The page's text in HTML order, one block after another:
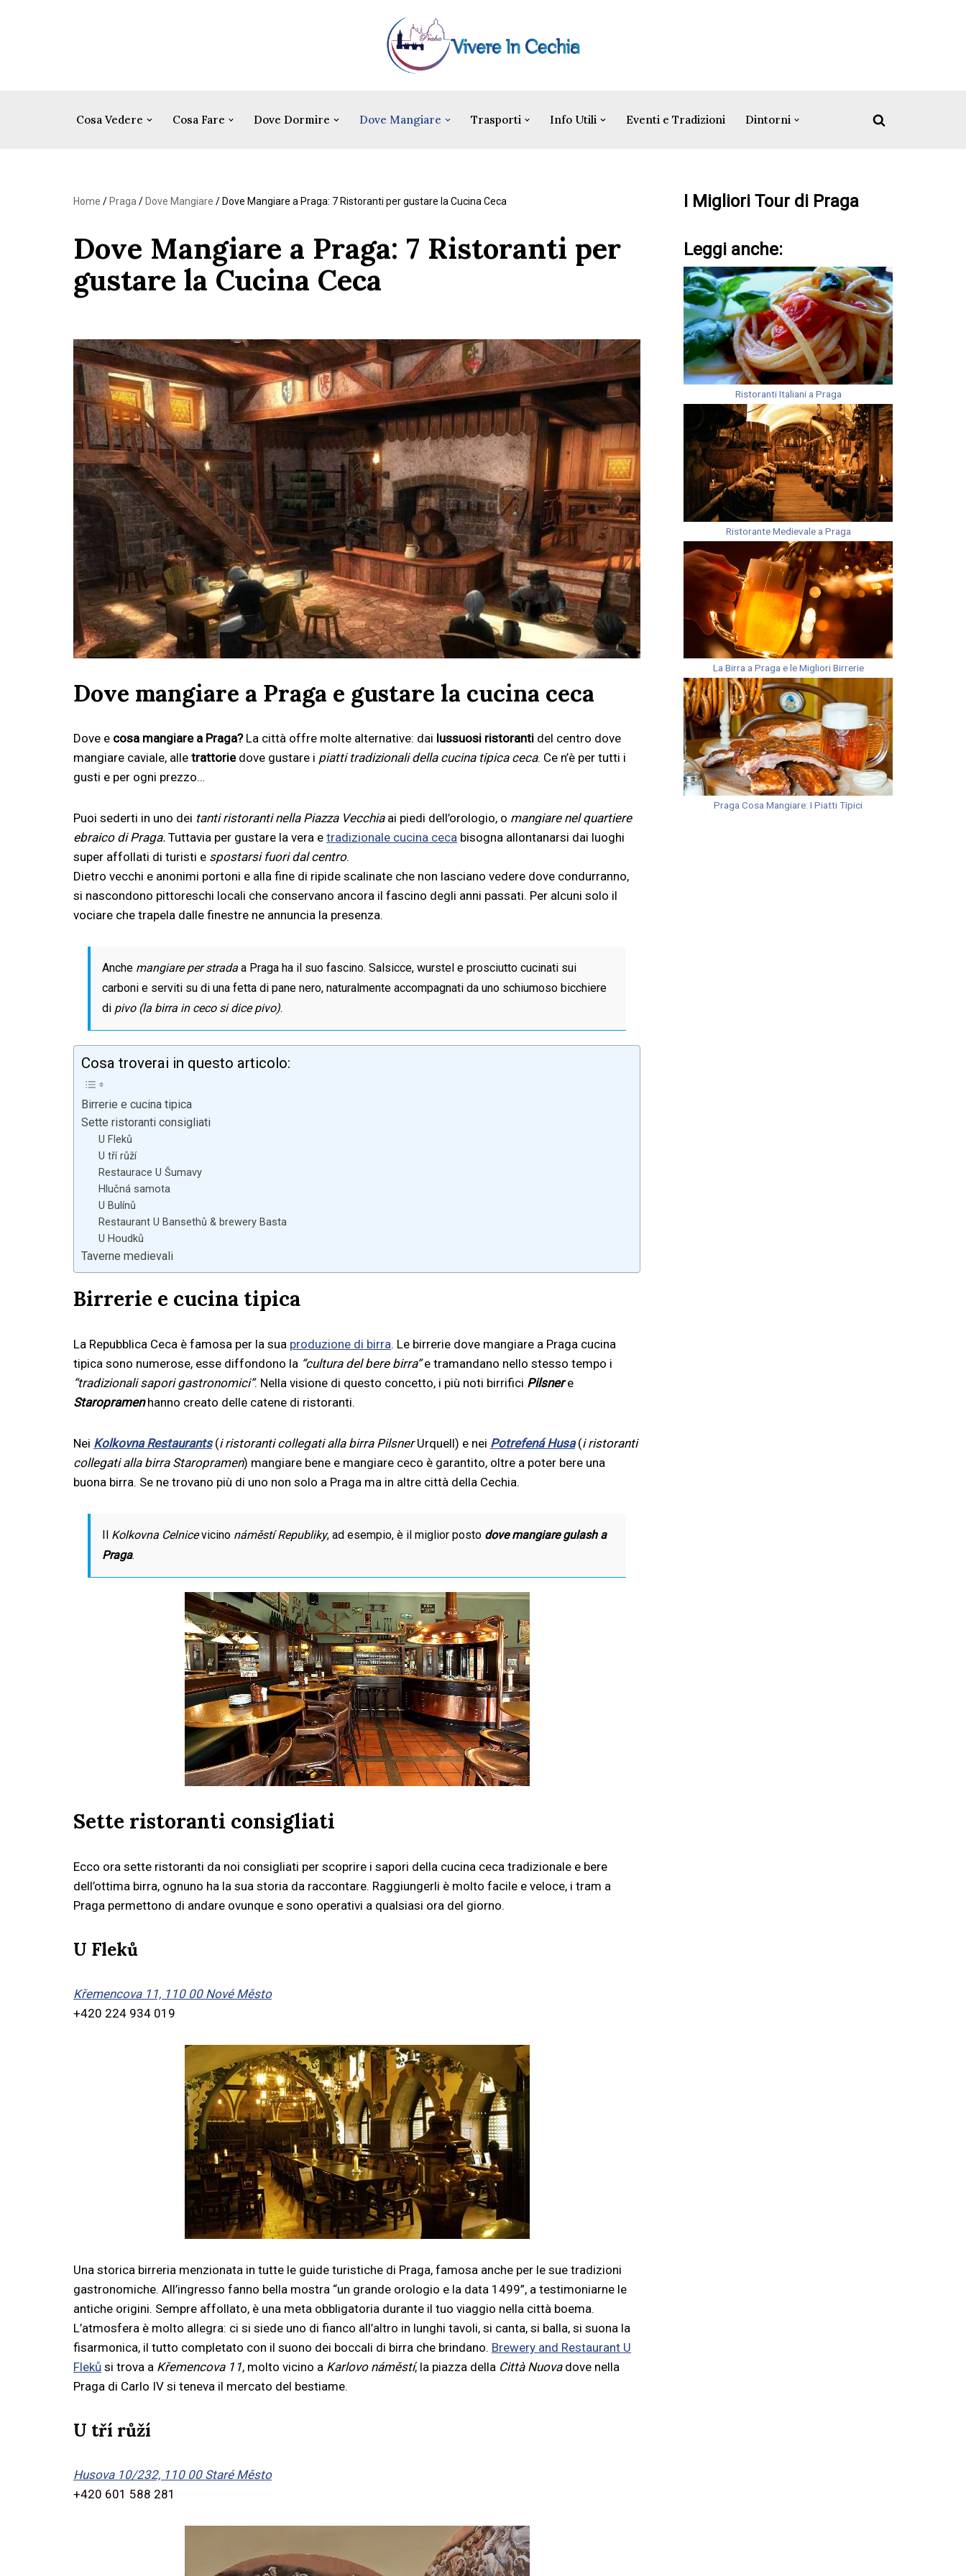
Cosa Vedere Cosa Fare Dove Dormire Dove Mangiare Trasporti Info Utili Eventi e Tradizioni Dintorni
Home / Praga/ Dove Mangiare / Dove Mangiare a Praga: 7 Ristoranti per gustare la Cucina Ceca
Dove Mangiare a Praga: 7 Ristoranti per
gustare la Cucina Ceca
Dove mangiare a Praga e gustare la cucina ceca
Dove e cosa mangiare a Praga?La città offre molte alternative: dai lussuosi ristoranti del centro dove
mangiare caviale, alle trattoriedove gustare i piatti tradizionali della cucina tipica ceca. Ce n’è per tutti i
gusti e per ogni prezzo…
Puoi sederti in uno dei tanti ristoranti nella Piazza Vecchiaai piedi dell’orologio, o mangiare nel quartiere
ebraico di Praga. Tuttavia per gustare la vera e tradizionale cucina ceca bisogna allontanarsi dai luoghi
super affollati di turisti e spostarsi fuori dal centro.
Dietro vecchi e anonimi portoni e alla fine di ripide scalinate che non lasciano vedere dove condurranno,
si nascondono pittoreschi locali che conservano ancora il fascino degli anni passati. Per alcuni solo il
vociare che trapela dalle finestre ne annuncia la presenza.
Anche mangiare per strada a Praga ha il suo fascino. Salsicce, wurstel e prosciutto cucinati sui
carboni e serviti su di una fetta di pane nero, naturalmente accompagnati da uno schiumoso bicchiere
di pivo (la birra in ceco si dice pivo).
Cosa troverai in questo articolo:
Birrerie e cucina tipica
Sette ristoranti consigliati
U Fleků
U tří růží
Restaurace U Šumavy
Hlučná samota
U Bulínů
Restaurant U Bansethů & brewery Basta
U Houdků
Taverne medievali
Birrerie e cucina tipica
La Repubblica Ceca è famosa per la sua produzione di birra. Le birrerie dove mangiare a Praga cucina
tipica sono numerose, esse diffondono la “cultura del bere birra”e tramandano nello stesso tempo i
“tradizionali sapori gastronomici”. Nella visione di questo concetto, i più noti birrifici Pilsnere
Staropramenhanno creato delle catene di ristoranti.
Nei Kolkovna Restaurants(i ristoranti collegati alla birra PilsnerUrquell) e nei Potrefená Husa(i ristoranti
collegati alla birra Staropramen) mangiare bene e mangiare ceco è garantito, oltre a poter bere una
buona birra. Se ne trovano più di uno non solo a Praga ma in altre città della Cechia.
Kolkovna Celnicevicino náměstí Republiky, ad esempio, è il miglior posto dove mangiare gulash a
Praga.
Sette ristoranti consigliati
Ecco ora sette ristoranti da noi consigliati per scoprire i sapori della cucina ceca tradizionale e bere
dell’ottima birra, ognuno ha la sua storia da raccontare. Raggiungerli è molto facile e veloce, i tram a
Praga permettono di andare ovunque e sono operativi a qualsiasi ora del giorno.
U Fleků
Křemencova 11, 110 00 Nové Město
+420 224 934 019
Una storica birreria menzionata in tutte le guide turistiche di Praga, famosa anche per le sue tradizioni
gastronomiche. All’ingresso fanno bella mostra “un grande orologio e la data 1499”, a testimoniarne le
antiche origini. Sempre affollato, è una meta obbligatoria durante il tuo viaggio nella città boema.
L’atmosfera è molto allegra: ci si siede uno di fianco all’altro in lunghi tavoli, si canta, si balla, si suona la
fisarmonica, il tutto completato con il suono dei boccali di birra che brindano. Brewery and Restaurant U
Fleků si trova a Křemencova 11, molto vicino a Karlovo náměstí, la piazza della Città Nuovadove nella
Praga di Carlo IV si teneva il mercato del bestiame.
U tří růží
Husova 10/232, 110 00 Staré Město
+420 601 588 281
I Migliori Tour di Praga
Leggi anche:
Ristoranti Italiani a Praga
Ristorante Medievale a Praga
La Birra a Praga e le Migliori Birrerie
Praga Cosa Mangiare: I Piatti Tipici